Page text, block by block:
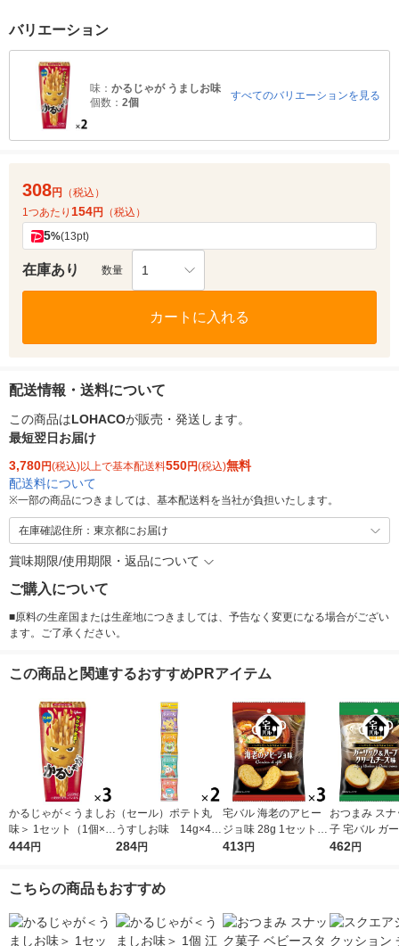
バリエーション
味： かるじゃが うましお味
個数： 2個
すべてのバリエーションを見る
308円
（税込）
1つあたり 154円 （税込）
5%(13pt)
在庫あり 数量 1
カートに入れる
配送情報・送料について
この商品はLOHACOが販売・発送します。
最短翌日お届け
3,780円(税込)以上で基本配送料550円(税込)無料
配送料について
※一部の商品につきましては、基本配送料を当社が負担いたします。
在庫確認住所：東京都にお届け
賞味期限/使用期限・返品について
ご購入について
■原料の生産国または生産地につきましては、予告なく変更になる場合がござい
ます。ご了承ください。
この商品と関連するおすすめPRアイテム
かるじゃが＜うましお
味＞ 1セット（1個×
3） 江崎グリコ スナ
444円
（セール）ポテト丸
うすしお味 14g×4
袋 1セット(4袋×2)
イズ
284円
宅バル 海老のアヒー
ジョ味 28g 1セット
（1袋×3） おやつカン
413円
おつまみ ス
子 宅バル ガ
＆ハーブクリ
462円
こちらの商品もおすすめ